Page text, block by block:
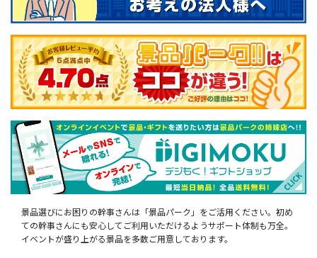
景品選びにお困りの幹事さんは「景品パーク」をご活用ください。初め
ての幹事さんにも安心してご利用いただけるようサポート体制も万全。
イベントが盛り上がる景品を多数ご用意しております。